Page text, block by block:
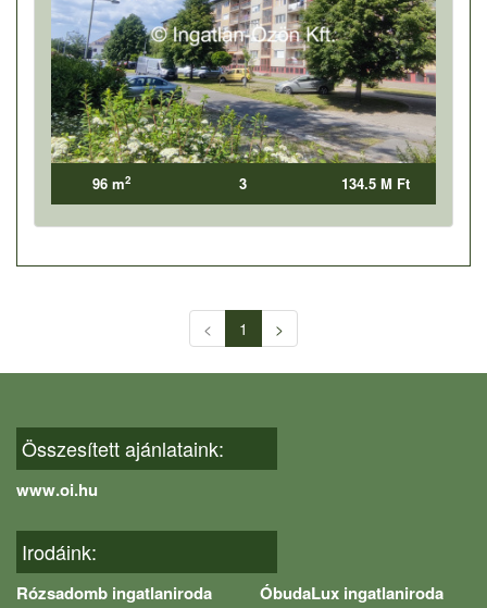
96 m2 3 134.5 M Ft
< 1 >
Összesített ajánlataink:
www.oi.hu
Irodáink:
Rózsadomb ingatlaniroda
ÓbudaLux ingatlaniroda